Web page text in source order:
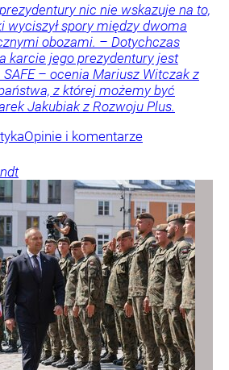
nic nie wskazuje na to,
wyciszył spory między dwoma
obozami. – Dotychczas
karcie jego prezydentury jest
– ocenia Mariusz Witczak z
z której możemy być
Jakubiak z Rozwoju Plus.
Opinie i komentarze